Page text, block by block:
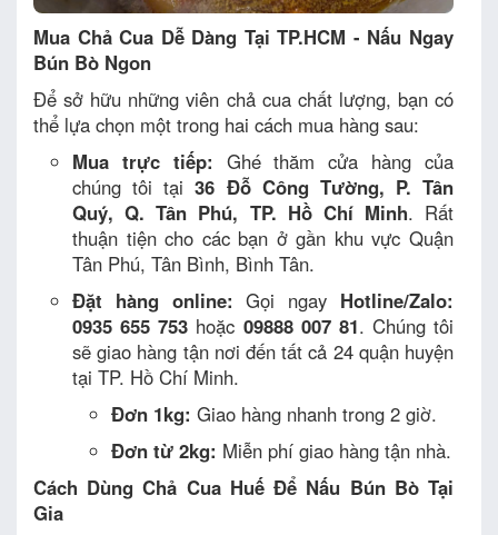
Mua Chả Cua Dễ Dàng Tại TP.HCM - Nấu Ngay
Bún Bò Ngon
Để sở hữu những viên chả cua chất lượng, bạn có
thể lựa chọn một trong hai cách mua hàng sau:
Mua trực tiếp: Ghé thăm cửa hàng của
chúng tôi tại36 Đỗ Công Tường, P. Tân
Quý, Q. Tân Phú, TP. Hồ Chí Minh. Rất
thuận tiện cho các bạn ở gần khu vực Quận
Tân Phú, Tân Bình, Bình Tân.
Đặt hàng online: Gọi ngay Hotline/Zalo:
0935 655 753 hoặc 09888 007 81. Chúng tôi
sẽ giao hàng tận nơi đến tất cả 24 quận huyện
tại TP. Hồ Chí Minh.
Đơn 1kg: Giao hàng nhanh trong 2 giờ.
Đơn từ 2kg: Miễn phí giao hàng tận nhà.
Cách Dùng Chả Cua Huế Để Nấu Bún Bò Tại
Gia